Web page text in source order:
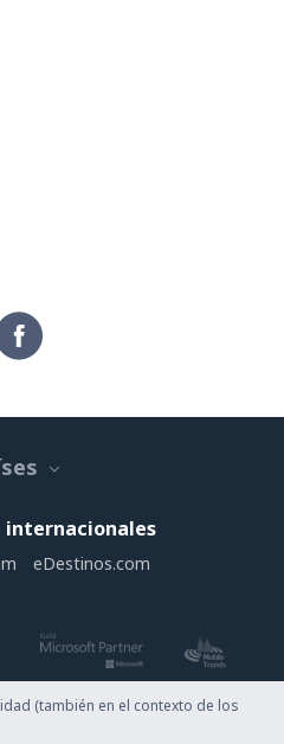
internacionales
eDestinos.com
(también en el contexto de los